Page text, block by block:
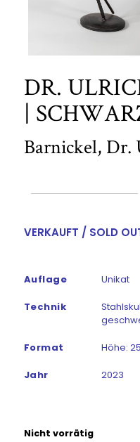
DR.
|
Barnickel, Dr.
VERKAUFT / SOLD
Auflage Unikat
Technik
Format Höhe:
Jahr 2023
Nicht vorrätig